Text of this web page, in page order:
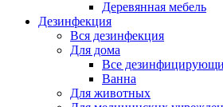
Деревянная мебель
Дезинфекция
Вся дезинфекция
Для дома
Все
Ванна
Для животных